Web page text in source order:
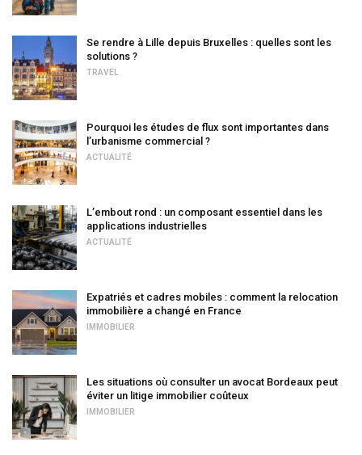
Se rendre à Lille depuis Bruxelles : quelles sont les
solutions ?
TRAVEL
Pourquoi les études de flux sont importantes dans
l’urbanisme commercial ?
ACTUALITÉ
L’embout rond : un composant essentiel dans les
applications industrielles
ACTUALITÉ
Expatriés et cadres mobiles : comment la relocation
immobilière a changé en France
IMMOBILIER
Les situations où consulter un avocat Bordeaux peut
éviter un litige immobilier coûteux
IMMOBILIER